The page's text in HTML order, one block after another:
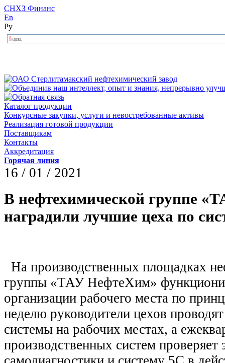
СНХЗ Финанс
En
Ру
Каталог продукции
Конкурсные закупки, услуги и невостребованные активы
Реализация готовой продукции
Поставщикам
Контакты
Аккредитация
Горячая линия
16 / 01 / 2021
В нефтехимической группе
наградили лучшие цеха по
На производственных площадках
группы «ТАУ НефтеХим»
организации рабочего места по
неделю руководители цехов
системы на рабочих местах, а
производственных систем проверяет